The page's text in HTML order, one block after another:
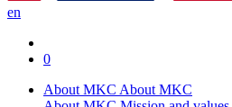
en
0
About MKC About MKC